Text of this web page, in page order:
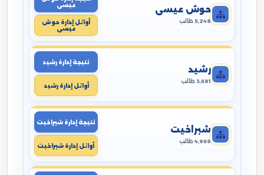
حوش عيسى
5,248 طالب
عيسى
أوائل إدارة حوش
عيسى
رشيد
3,681 طالب
نتيجة إدارة رشيد
أوائل إدارة رشيد
شبراخيت
4,969 طالب
نتيجة إدارة شبراخيت
أوائل إدارة شبراخيت